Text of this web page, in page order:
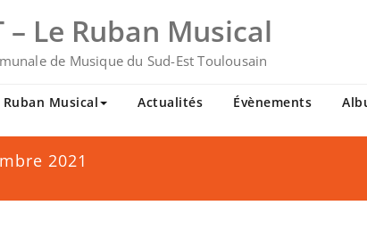
– Le Ruban Musical
de Musique du Sud-Est Toulousain
Ruban Musical Actualités Évènements
2021